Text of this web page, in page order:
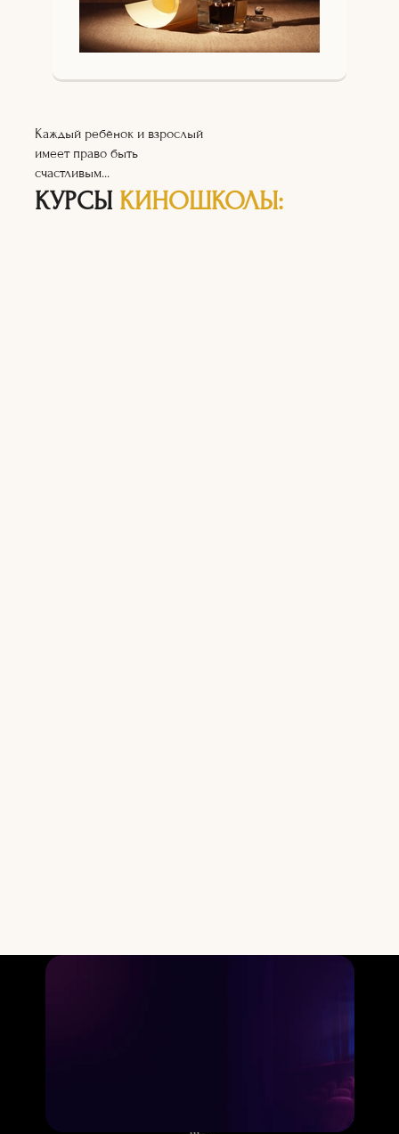
Каждый ребёнок и взрослый
имеет право быть
счастливым...
КУРСЫ КИНОШКОЛЫ: